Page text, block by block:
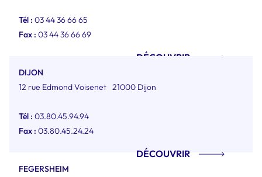
Tél : 03 44 36 66 65
Fax : 03 44 36 66 69
DÉCOUVRIR
DIJON
12 rue Edmond Voisenet 21000 Dijon
Tél : 03.80.45.94.94
Fax : 03.80.45.24.24
DÉCOUVRIR
FEGERSHEIM